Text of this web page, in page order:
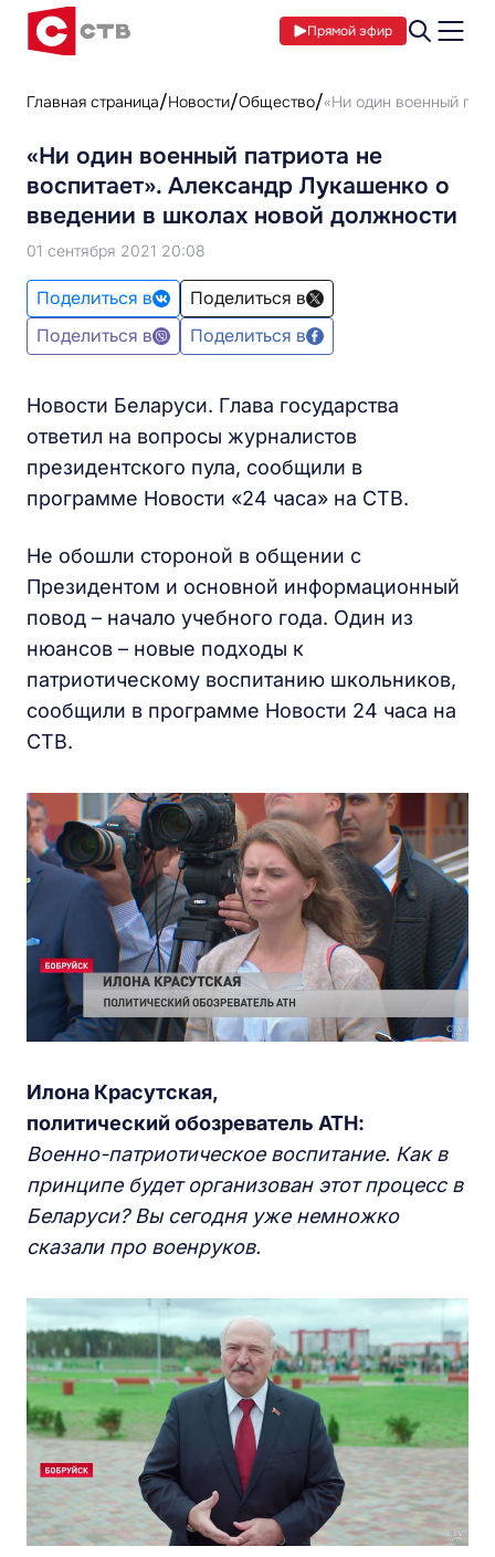
Прямой эфир
Главная страница Новости Общество «Ни один военный
«Ни один военный патриота не
воспитает». Александр Лукашенко о
введении в школах новой должности
01 сентября 2021 20:08
Поделиться в
Поделиться в
Поделиться в
Поделиться в
Новости Беларуси. Глава государства
ответил на вопросы журналистов
президентского пула, сообщили в
программе Новости «24 часа» на СТВ.
Не обошли стороной в общении с
Президентом и основной информационный
повод – начало учебного года. Один из
нюансов – новые подходы к
патриотическому воспитанию школьников,
сообщили в программе Новости 24 часа на
СТВ.
Илона Красутская,
политический обозреватель АТН:
Военно-патриотическое воспитание. Как в
принципе будет организован этот процесс в
Беларуси? Вы сегодня уже немножко
сказали про военруков.